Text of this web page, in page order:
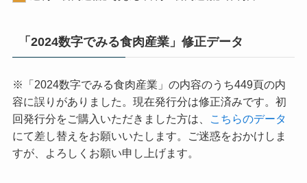
「2024数字でみる食肉産業」修正データ
※「2024数字でみる食肉産業」の内容のうち449頁の内
容に誤りがありました。現在発行分は修正済みです。初
回発行分をご購入いただきました方は、
こちらのデータ
にて差し替えをお願いいたします。ご迷惑をおかけしま
すが、よろしくお願い申し上げます。